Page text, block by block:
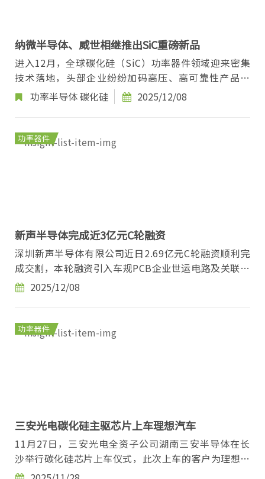
纳微半导体、威世相继推出SiC重磅新品
进入12月，全球碳化硅（SiC）功率器件领域迎来密集
技术落地，头部企业纷纷加码高压、高可靠性产品布
局。纳微半导体与威世（Vishay）相继发布重磅SiC
功率半导体碳化硅 2025/12/08
功率器件
新声半导体完成近3亿元C轮融资
深圳新声半导体有限公司近日2.69亿元C轮融资顺利完
成交割，本轮融资引入车规PCB企业世运电路及关联方
2025/12/08
功率器件
三安光电碳化硅主驱芯片上车理想汽车
11月27日，三安光电全资子公司湖南三安半导体在长
沙举行碳化硅芯片上车仪式，此次上车的客户为理想汽
车，将为理想汽车高压平台车型开发提供芯片支撑。...